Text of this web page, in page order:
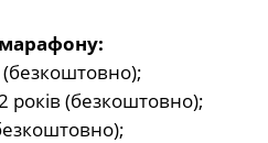
марафону:
(безкоштовно);
років (безкоштовно);